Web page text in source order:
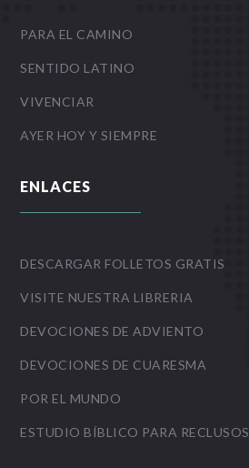
PARA EL CAMINO
SENTIDO LATINO
VIVENCIAR
AYER HOY Y SIEMPRE
ENLACES
DESCARGAR FOLLETOS GRATIS
VISITE NUESTRA LIBRERIA
DEVOCIONES DE ADVIENTO
DEVOCIONES DE CUARESMA
POR EL MUNDO
ESTUDIO BÍBLICO PARA RECLUSOS